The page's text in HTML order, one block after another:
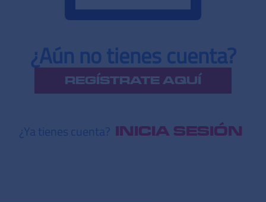
¿Aún no tienes cuenta?
REGÍSTRATE AQUÍ
¿Ya tienes cuenta? INICIA SESIÓN